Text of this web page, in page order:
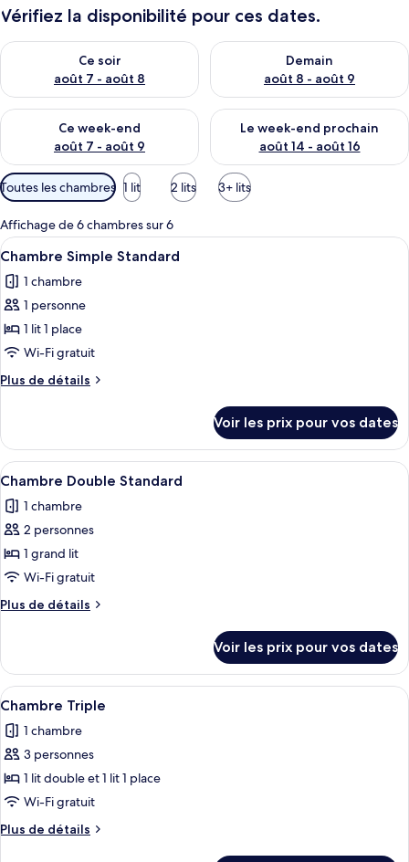
Vérifiez la disponibilité pour ces dates.
Ce soir
août 7 - août 8
Vérifier la disponibilité pour ce soir août 7 - août 8
Demain
août 8 - août 9
Vérifier la disponibilité pour
Ce week-end
août 7 - août 9
Vérifier la disponibilité pour ce week-end août 7 - août 9
Le week-end prochain
août 14 - août 16
Vérifier la disponibilité pour
Filtres
disponibles
pour
les
chambres
Toutes les chambres 1 lit 2 lits 3+ lits
Affichage de 6 chambres sur 6
Afficher
toutes
les
photos
pour
ce
type
de
Chambre
Simple
Standard
Une chambre d’hôtel comprenant
10
Chambre Simple Standard
1 chambre
1 personne
1 lit 1 place
Wi-Fi gratuit
Plus de détails
Plus
le
type
de
Chambre
Simple
Voir les prix pour vos dates
Afficher
toutes
les
photos
pour
ce
type
de
Chambre
Double
Standard
Une chambre d’hôtel avec un lit,
9
Chambre Double Standard
1 chambre
2 personnes
1 grand lit
Wi-Fi gratuit
Plus de détails
Plus
le
type
de
Chambre
Double
Voir les prix pour vos dates
Afficher
toutes
les
photos
pour
ce
type
de
Une chambre d’hôtel avec deux
6
Chambre Triple
1 chambre
3 personnes
1 lit double et 1 lit 1 place
Wi-Fi gratuit
Plus de détails
Plus